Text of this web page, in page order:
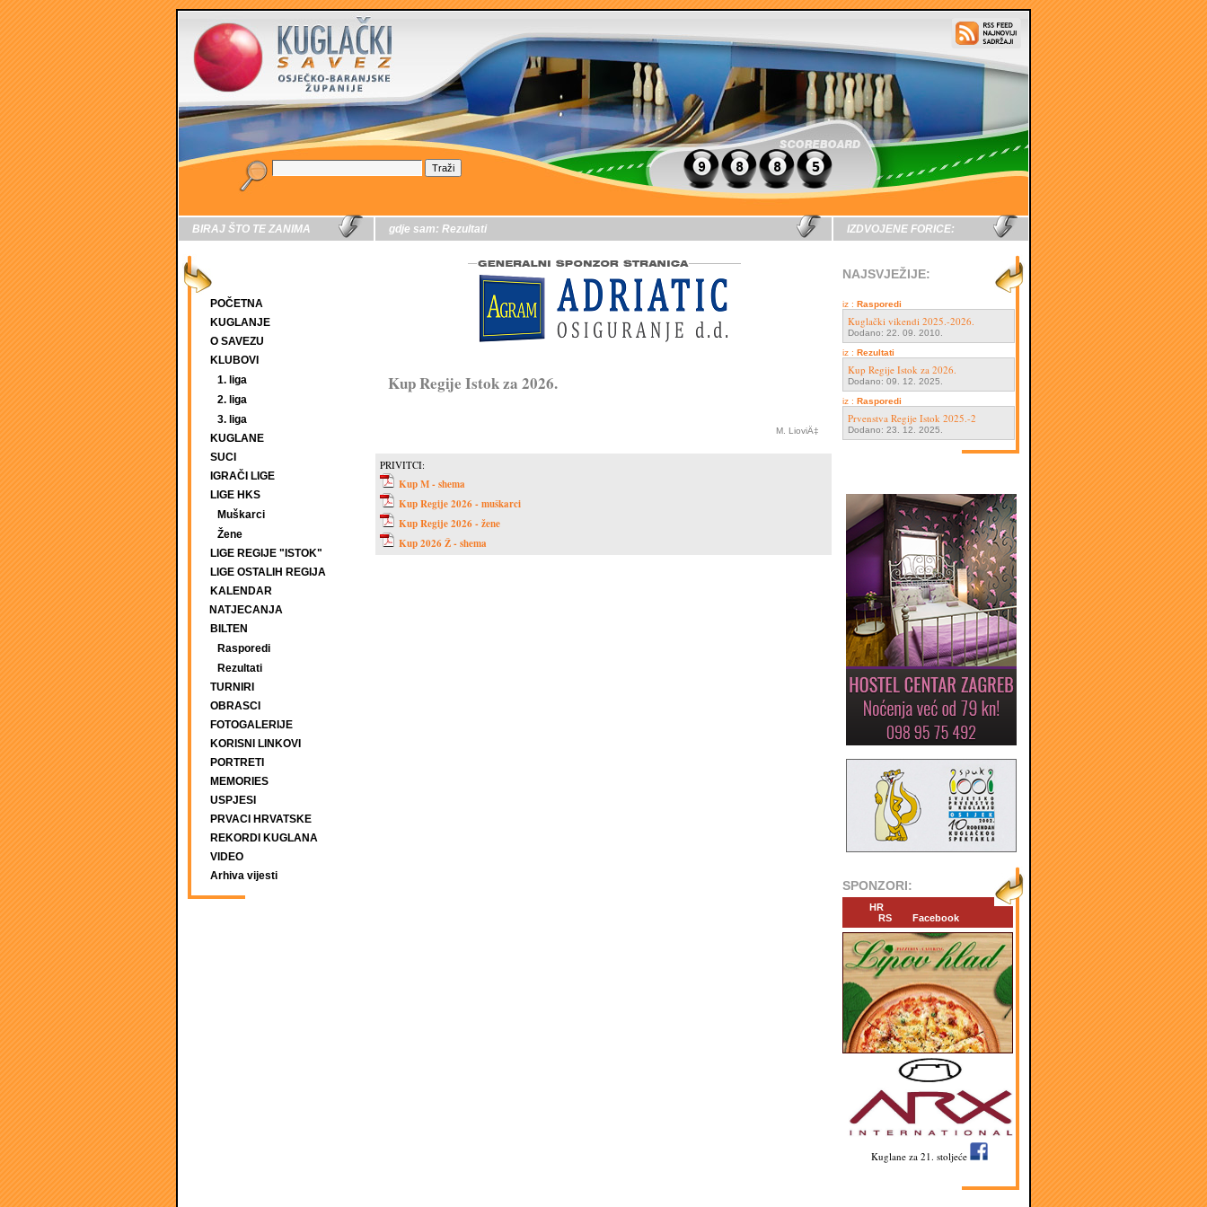
BIRAJ ŠTO TE ZANIMA
POČETNA
KUGLANJE
O SAVEZU
KLUBOVI
1. liga
2. liga
3. liga
KUGLANE
SUCI
IGRAČI LIGE
LIGE HKS
Muškarci
Žene
LIGE REGIJE "ISTOK"
LIGE OSTALIH REGIJA
KALENDAR
NATJECANJA
BILTEN
Rasporedi
Rezultati
TURNIRI
OBRASCI
FOTOGALERIJE
KORISNI LINKOVI
PORTRETI
MEMORIES
USPJESI
PRVACI HRVATSKE
REKORDI KUGLANA
VIDEO
Arhiva vijesti
gdje sam: Rezultati
Kup Regije Istok za 2026.
M. LioviÄ‡
PRIVITCI:
Kup M - shema
Kup Regije 2026 - muškarci
Kup Regije 2026 - žene
Kup 2026 Ž - shema
IZDVOJENE FORICE:
NAJSVJEŽIJE:
iz : Rasporedi
Kuglački vikendi 2025.-2026.
Dodano: 22. 09. 2010.
iz : Rezultati
Kup Regije Istok za 2026.
Dodano: 09. 12. 2025.
iz : Rasporedi
Prvenstva Regije Istok 2025.-2
Dodano: 23. 12. 2025.
SPONZORI:
HR
RS
Facebook
Kuglane za 21. stoljeće